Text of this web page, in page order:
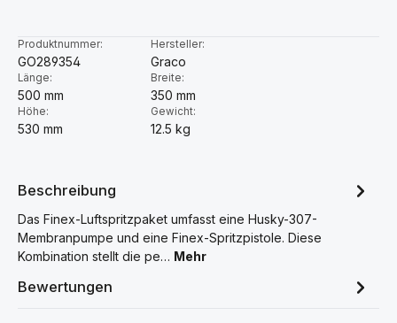
Produktnummer:
GO289354
Hersteller:
Graco
Länge:
500 mm
Breite:
350 mm
Höhe:
530 mm
Gewicht:
12.5 kg
Beschreibung
Das Finex-Luftspritzpaket umfasst eine Husky-307-
Membranpumpe und eine Finex-Spritzpistole. Diese
Kombination stellt die pe… Mehr
Bewertungen